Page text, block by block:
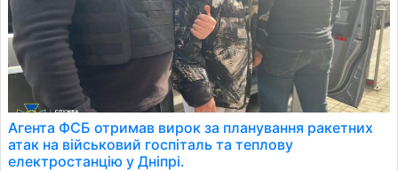
Агента ФСБ отримав вирок за планування ракетних
атак на військовий госпіталь та теплову
електростанцію у Дніпрі.